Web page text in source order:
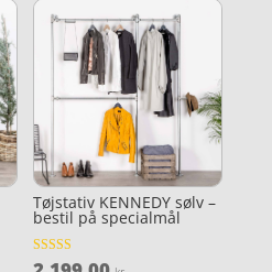
Tøjstativ KENNEDY sølv –
bestil på specialmål
Vurderet